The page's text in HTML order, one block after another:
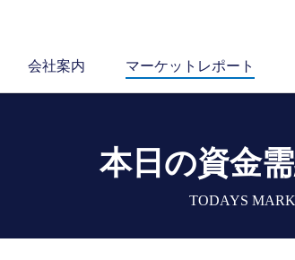
会社案内 マーケットレポート
本日の資金
TODAYS